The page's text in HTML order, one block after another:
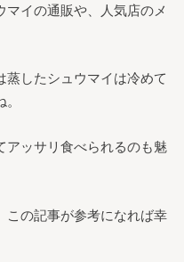
イの通販や、人気店のメ
したシュウマイは冷めて
アッサリ食べられるのも魅
この記事が参考になれば幸